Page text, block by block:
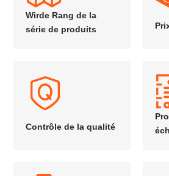
Wirde Rang de la
série de produits
Contrôle de la qualité